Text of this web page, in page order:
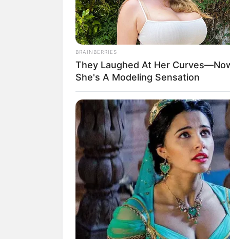
der Region. Die
inmitten der Schweiz
schweizerischer
deshalb das Miteinander
Sehenswürdigkeiten
Meersburg
Das
Gassen
Burg
Auf einem
7.
Waffen,
besten erhaltenen
BRAINBERRIES
They Laughed At Her
She's A Modeling Sensation